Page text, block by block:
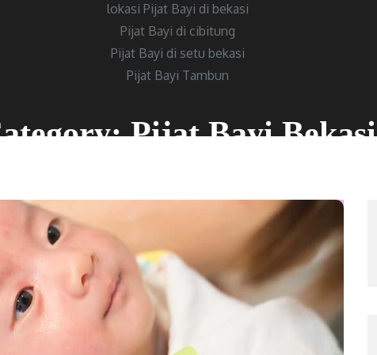
lokasi Pijat Bayi di bekasi
Pijat Bayi di cibitung
Pijat Bayi di setu bekasi
Pijat Bayi Tambun
Pijat Bayi Bekasi